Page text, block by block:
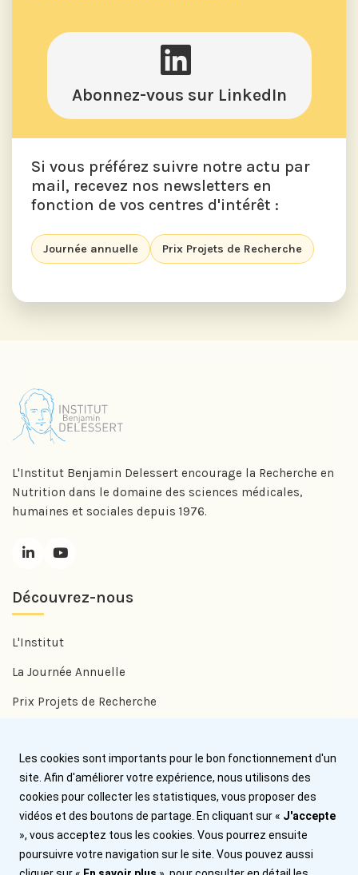
Abonnez-vous sur LinkedIn
Si vous préférez suivre notre actu par
mail, recevez nos newsletters en
fonction de vos centres d'intérêt :
Journée annuelle Prix Projets de Recherche
L'Institut Benjamin Delessert encourage la Recherche en
Nutrition dans le domaine des sciences médicales,
humaines et sociales depuis 1976.
Découvrez-nous
L'Institut
La Journée Annuelle
Prix Projets de Recherche
Prix Jean Trémolières
Aide
Nous contacter
Les cookies sont importants pour le bon fonctionnement d'un
site. Afin d'améliorer votre expérience, nous utilisons des
cookies pour collecter les statistiques, vous proposer des
vidéos et des boutons de partage. En cliquant sur « J'accepte
», vous acceptez tous les cookies. Vous pourrez ensuite
poursuivre votre navigation sur le site. Vous pouvez aussi